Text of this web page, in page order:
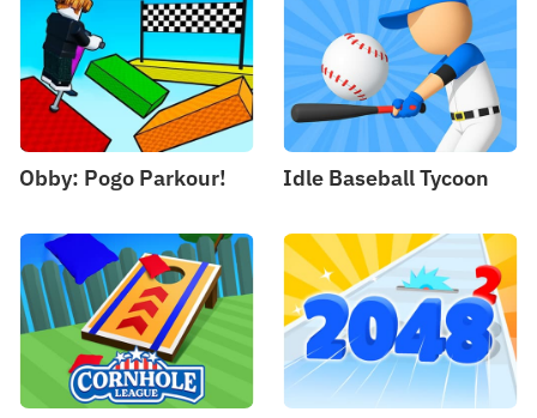
Obby: Pogo Parkour! Idle Baseball Tycoon